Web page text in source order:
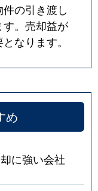
の引き渡し
。売却益が
なります。
め
に強い会社